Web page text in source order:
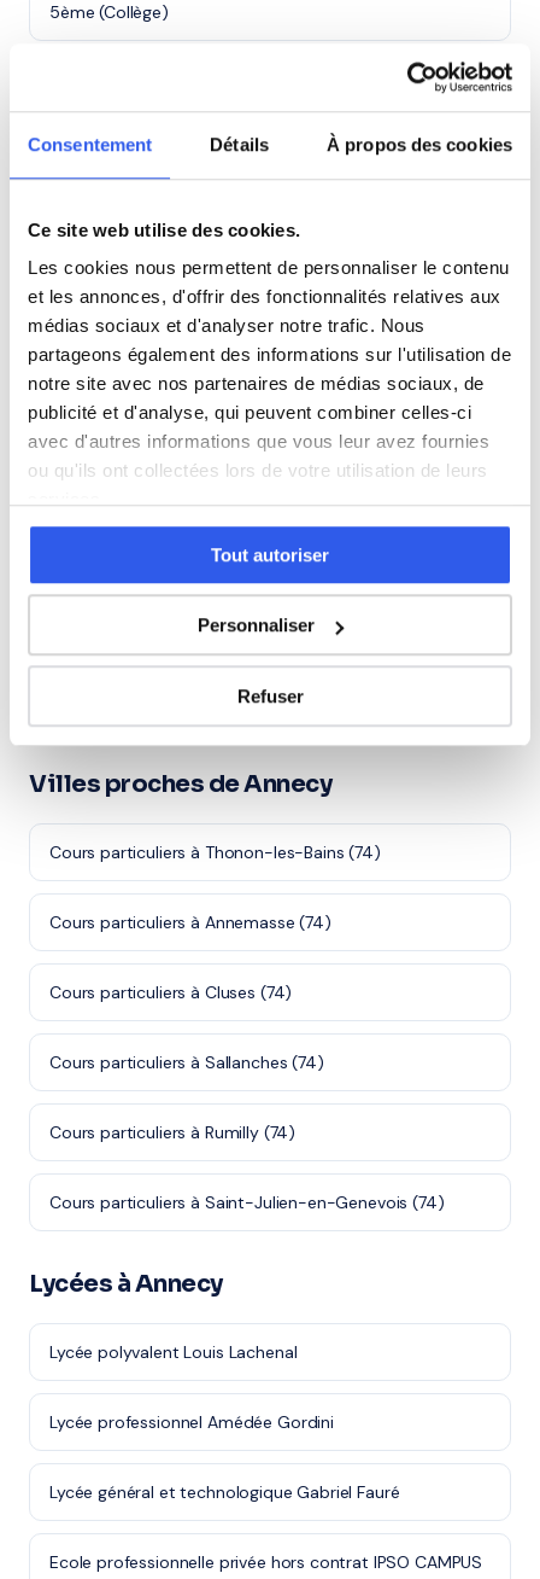
Consentement Détails À propos des cookies
Ce site web utilise des cookies.
Les cookies nous permettent de personnaliser le contenu
et les annonces, d'offrir des fonctionnalités relatives aux
médias sociaux et d'analyser notre trafic. Nous
partageons également des informations sur l'utilisation de
notre site avec nos partenaires de médias sociaux, de
publicité et d'analyse, qui peuvent combiner celles-ci
avec d'autres informations que vous leur avez fournies
ou qu'ils ont collectées lors de votre utilisation de leurs
Tout autoriser
Personnaliser
Refuser
5ème (Collège)
3ème (Collège)
Seconde (Lycée)
Terminale (Lycée)
Études supérieures (Supérieur & Adultes)
Adultes (Supérieur & Adultes)
⭐
251+ familles accompagnées à Annecy
Note moyenne de 4.8/5. Notre organisme partenaire
Villes proches de Annecy
Cours particuliers à Thonon-les-Bains (74)
Cours particuliers à Annemasse (74)
Cours particuliers à Cluses (74)
Cours particuliers à Sallanches (74)
Cours particuliers à Rumilly (74)
Cours particuliers à Saint-Julien-en-Genevois (74)
Lycées à Annecy
Lycée polyvalent Louis Lachenal
Lycée professionnel Amédée Gordini
Lycée général et technologique Gabriel Fauré
Ecole professionnelle privée hors contrat IPSO CAMPUS